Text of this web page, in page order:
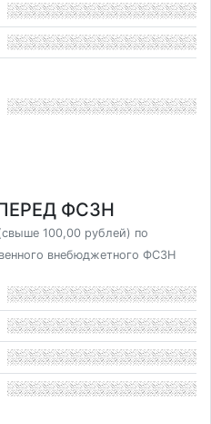
ФСЗН
100,00 рублей) по
внебюджетного ФСЗН